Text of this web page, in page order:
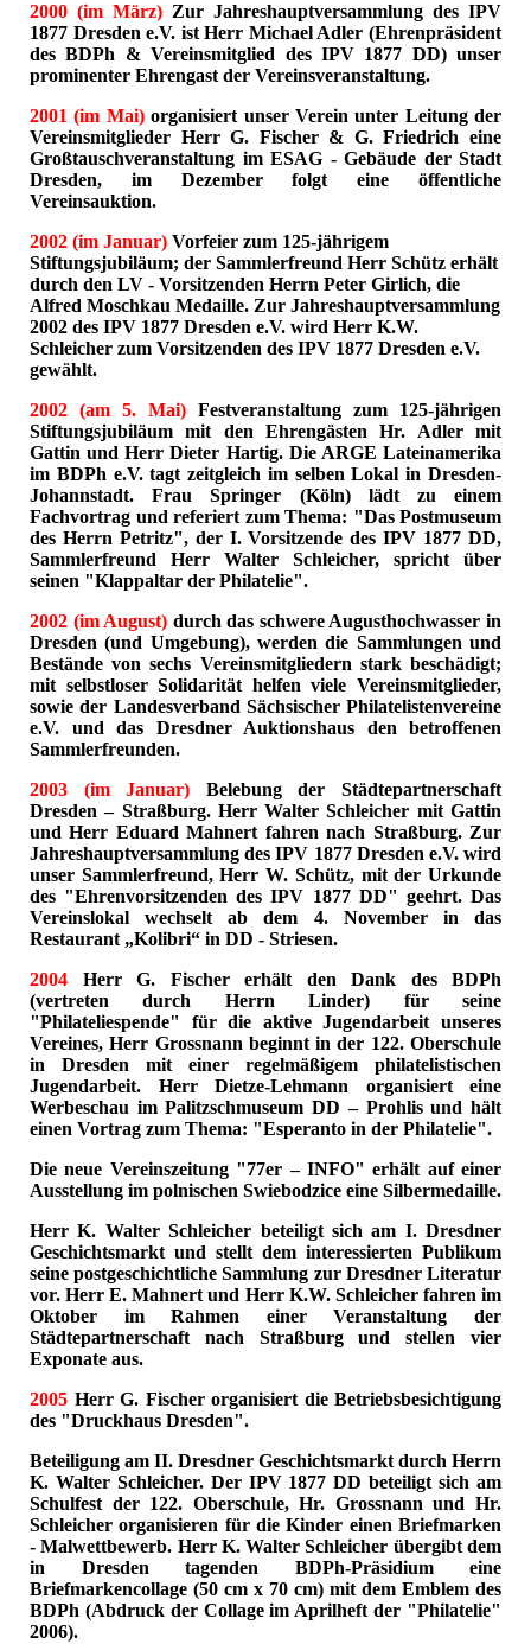
2000 (im März) Zur Jahreshauptversammlung des IPV
1877 Dresden e.V. ist Herr Michael Adler (Ehrenpräsident
des BDPh & Vereinsmitglied des IPV 1877 DD) unser
prominenter Ehrengast der Vereinsveranstaltung.
2001 (im Mai) organisiert unser Verein unter Leitung der
Vereinsmitglieder Herr G. Fischer & G. Friedrich eine
Großtauschveranstaltung im ESAG - Gebäude der Stadt
Dresden, im Dezember folgt eine öffentliche
Vereinsauktion.
2002 (im Januar) Vorfeier zum 125-jährigem
Stiftungsjubiläum; der Sammlerfreund Herr Schütz erhält
durch den LV - Vorsitzenden Herrn Peter Girlich, die
Alfred Moschkau Medaille. Zur Jahreshauptversammlung
2002 des IPV 1877 Dresden e.V. wird Herr K.W.
Schleicher zum Vorsitzenden des IPV 1877 Dresden e.V.
gewählt.
2002 (am 5. Mai) Festveranstaltung zum 125-jährigen
Stiftungsjubiläum mit den Ehrengästen Hr. Adler mit
Gattin und Herr Dieter Hartig. Die ARGE Lateinamerika
im BDPh e.V. tagt zeitgleich im selben Lokal in Dresden-
Johannstadt. Frau Springer (Köln) lädt zu einem
Fachvortrag und referiert zum Thema: "Das Postmuseum
des Herrn Petritz", der I. Vorsitzende des IPV 1877 DD,
Sammlerfreund Herr Walter Schleicher, spricht über
seinen "Klappaltar der Philatelie".
2002 (im August) durch das schwere Augusthochwasser in
Dresden (und Umgebung), werden die Sammlungen und
Bestände von sechs Vereinsmitgliedern stark beschädigt;
mit selbstloser Solidarität helfen viele Vereinsmitglieder,
sowie der Landesverband Sächsischer Philatelistenvereine
e.V. und das Dresdner Auktionshaus den betroffenen
Sammlerfreunden.
2003 (im Januar)
Belebung der Städtepartnerschaft
Dresden – Straßburg. Herr Walter Schleicher mit Gattin
und Herr Eduard Mahnert fahren nach Straßburg. Zur
Jahreshauptversammlung des IPV 1877 Dresden e.V. wird
unser Sammlerfreund, Herr W. Schütz, mit der Urkunde
des "Ehrenvorsitzenden des IPV 1877 DD" geehrt. Das
Vereinslokal wechselt ab dem 4. November in das
Restaurant „Kolibri“ in DD - Striesen.
2004
Herr G. Fischer erhält den Dank des BDPh
(vertreten durch Herrn Linder) für seine
"Philateliespende" für die aktive Jugendarbeit unseres
Vereines, Herr Grossnann beginnt in der 122. Oberschule
in Dresden mit einer regelmäßigem philatelistischen
Jugendarbeit. Herr Dietze-Lehmann organisiert eine
Werbeschau im Palitzschmuseum DD – Prohlis und hält
einen Vortrag zum Thema: "Esperanto in der Philatelie".
Die neue Vereinszeitung "77er – INFO" erhält auf einer
Ausstellung im polnischen Swiebodzice eine Silbermedaille.
Herr K. Walter Schleicher beteiligt sich am I. Dresdner
Geschichtsmarkt und stellt dem interessierten Publikum
seine postgeschichtliche Sammlung zur Dresdner Literatur
vor. Herr E. Mahnert und Herr K.W. Schleicher fahren im
Oktober im Rahmen einer Veranstaltung der
Städtepartnerschaft nach Straßburg und stellen vier
Exponate aus.
2005 Herr G. Fischer organisiert die Betriebsbesichtigung
des "Druckhaus Dresden".
Beteiligung am II. Dresdner Geschichtsmarkt durch Herrn
K. Walter Schleicher. Der IPV 1877 DD beteiligt sich am
Schulfest der 122. Oberschule, Hr. Grossnann und Hr.
Schleicher organisieren für die Kinder einen Briefmarken
- Malwettbewerb. Herr K. Walter Schleicher übergibt dem
in Dresden tagenden BDPh-Präsidium eine
Briefmarkencollage (50 cm x 70 cm) mit dem Emblem des
BDPh (Abdruck der Collage im Aprilheft der "Philatelie"
2006).